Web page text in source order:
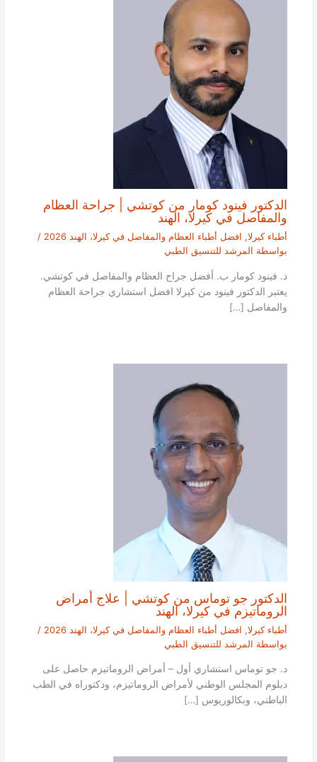
الدكتور فينود كومار من كوتشي | جراحة العظام
والمفاصل في كيرلا، الهند
أطباء كيرلا, افضل أطباء العظام والمفاصل في كيرلا، الهند 2026
/
بواسطة المرشد للتنسيق الطبي
د. فينود كومار ب. أفضل جراح العظام والمفاصل في كوتشي.
يعتبر الدكتور فينود من كيرلا افضل استشاري جراحة العظام
والمفاصل […]
الدكتور جو توماس من كوتشي | علاج أمراض
الروماتيزم في كيرلا، الهند
أطباء كيرلا, افضل أطباء العظام والمفاصل في كيرلا، الهند 2026
/
بواسطة المرشد للتنسيق الطبي
د. جو توماس استشاري أول – أمراض الروماتيزم حاصل على
دبلوم المجلس الوطني لأمراض الروماتيزم، ودكتوراه في الطب
الباطني، وبكالوريوس […]